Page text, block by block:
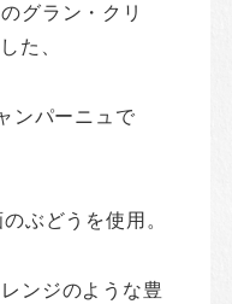
グラン・クリ
た、
ンパーニュで
ぶどうを使用。
ンジのような豊